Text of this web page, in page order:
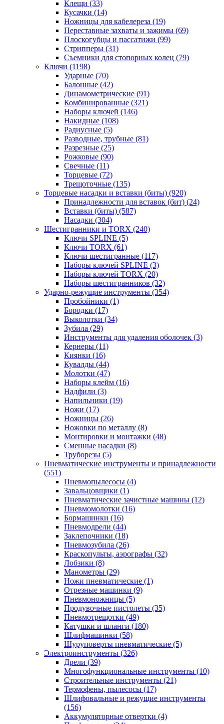
Клещи (33)
Кусачки (14)
Ножницы для кабелереза (19)
Переставные захваты и зажимы (69)
Плоскогубцы и пассатижи (99)
Стрипперы (31)
Съемники для стопорных колец (79)
Ключи (1198)
Ударные (70)
Балонные (42)
Динамометрические (91)
Комбинированные (321)
Наборы ключей (146)
Накидные (108)
Радиусные (5)
Разводные, трубные (81)
Разрезные (25)
Рожковые (90)
Свечные (11)
Торцевые (72)
Трещоточные (135)
Торцевые насадки и вставки (биты) (920)
Принадлежности для вставок (бит) (24)
Вставки (биты) (587)
Насадки (304)
Шестигранники и TORX (240)
Ключи SPLINE (5)
Ключи TORX (61)
Ключи шестигранные (117)
Наборы ключей SPLINE (3)
Наборы ключей TORX (20)
Наборы шестигранников (32)
Ударно-режущие инструменты (354)
Пробойники (1)
Бородки (17)
Выколотки (34)
Зубила (29)
Инструменты для удаления оболочек (3)
Кернеры (11)
Киянки (16)
Кувалды (44)
Молотки (47)
Наборы клейм (16)
Надфили (3)
Напильники (19)
Ножи (17)
Ножницы (26)
Ножовки по металлу (8)
Монтировки и монтажки (48)
Сменные насадки (8)
Труборезы (5)
Пневматические инструменты и принадлежности
(551)
Пневмопылесосы (4)
Завальцовщики (1)
Пневматические зачистные машины (12)
Пневмомолотки (16)
Бормашинки (16)
Пневмодрели (44)
Заклепочники (18)
Пневмозубила (26)
Краскопульты, аэрографы (32)
Лобзики (8)
Манометры (29)
Ножи пневматические (1)
Отрезные машинки (9)
Пневмоножницы (5)
Продувочные пистолеты (35)
Пневмотрещотки (49)
Катушки и шланги (180)
Шлифмашинки (58)
Шуруповерты пневматические (5)
Электроинструменты (326)
Дрели (39)
Многофункциональные инструменты (10)
Строительные инструменты (21)
Термофены, пылесосы (17)
Шлифовальные и режущие инструменты
(156)
Аккумуляторные отвертки (4)